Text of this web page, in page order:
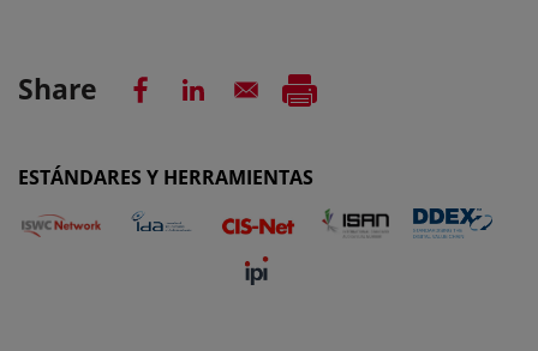
Share
ESTÁNDARES Y HERRAMIENTAS